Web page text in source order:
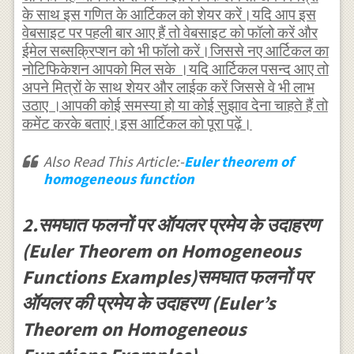
\\ \frac{\partial
f}{\partial
y}=x^{n}
F^{\prime}
(\frac{y}{x})
\cdot \frac{1}{x}
x}+y
\frac{\partial
f}{\partial
y}=n x^{n}
F\left(\frac{y}
{x}\right) \\
\frac{\partial
f}{\partial
\frac{\partial
f}{\partial
y}=nf
के साथ इस गणित के आर्टिकल को शेयर करें।यदि आप इस
वेबसाइट पर पहली बार आए हैं तो वेबसाइट को फॉलो करें और
ईमेल सब्सक्रिप्शन को भी फॉलो करें।जिससे नए आर्टिकल का
नोटिफिकेशन आपको मिल सके ।यदि आर्टिकल पसन्द आए तो
अपने मित्रों के साथ शेयर और लाईक करें जिससे वे भी लाभ
उठाए ।आपकी कोई समस्या हो या कोई सुझाव देना चाहते हैं तो
कमेंट करके बताएं।इस आर्टिकल को पूरा पढ़ें।
Also Read This Article:-Euler theorem of
homogeneous function
2.समघात फलनों पर ऑयलर प्रमेय के उदाहरण
(Euler Theorem on Homogeneous
Functions Examples)समघात फलनों पर
ऑयलर की प्रमेय के उदाहरण (Euler’s
Theorem on Homogeneous